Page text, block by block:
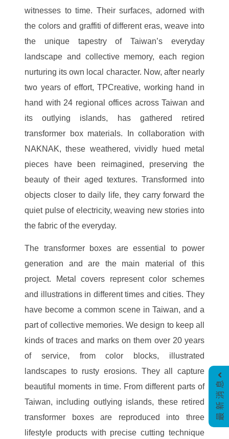
witnesses to time. Their surfaces, adorned with
the colors and graffiti of different eras, weave into
the unique tapestry of Taiwan’s everyday
landscape and collective memory, each region
nurturing its own local character. Now, after nearly
two years of effort, TPCreative, working hand in
hand with 24 regional offices across Taiwan and
its outlying islands, has gathered retired
transformer box materials. In collaboration with
NAKNAK, these weathered, vividly hued metal
pieces have been reimagined, preserving the
beauty of their aged textures. Transformed into
objects closer to daily life, they carry forward the
quiet pulse of electricity, weaving new stories into
the fabric of the everyday.
The transformer boxes are essential to power
generation and are the main material of this
project. Metal covers represent color schemes
and illustrations in different times and cities. They
have become a common scene in Taiwan, and a
part of collective memories. We design to keep all
kinds of traces and marks on them over 20 years
of service, from color blocks, illustrated
landscapes to rusty erosions. They all capture
beautiful moments in time. From different parts of
Taiwan, including outlying islands, these retired
transformer boxes are reproduced into three
lifestyle products with precise cutting technique
最新消息